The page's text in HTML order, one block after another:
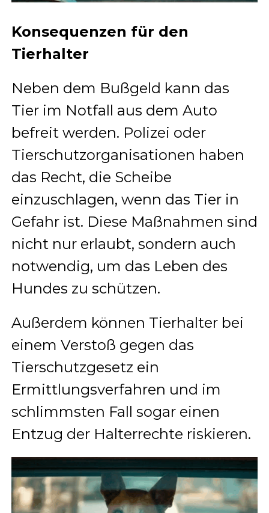
Konsequenzen für den
Tierhalter
Neben dem Bußgeld kann das
Tier im Notfall aus dem Auto
befreit werden. Polizei oder
Tierschutzorganisationen haben
das Recht, die Scheibe
einzuschlagen, wenn das Tier in
Gefahr ist. Diese Maßnahmen sind
nicht nur erlaubt, sondern auch
notwendig, um das Leben des
Hundes zu schützen.
Außerdem können Tierhalter bei
einem Verstoß gegen das
Tierschutzgesetz ein
Ermittlungsverfahren und im
schlimmsten Fall sogar einen
Entzug der Halterrechte riskieren.